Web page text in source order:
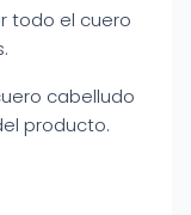
todo el cuero
cabelludo
producto.